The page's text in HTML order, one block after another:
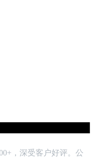
，深受客户好评。公